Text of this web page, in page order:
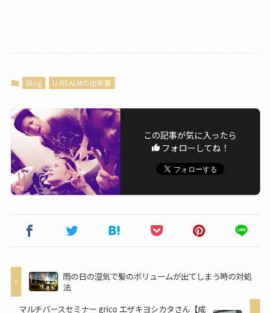
Blog U-REALMの出来事
この記事が気に入ったら
フォローしてね！
雨の日の湿気で髪のボリュームが出てしまう時の対処
法
マルチバースセミナー grico エザキヨシカタさん【成